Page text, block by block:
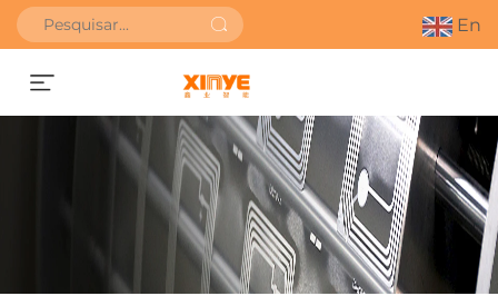
En
SOLICITAR ORÇAMENTO